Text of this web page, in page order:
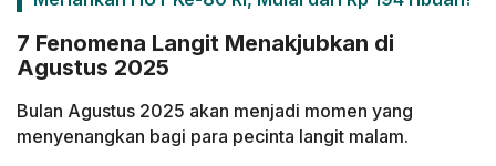
7 Fenomena Langit Menakjubkan di
Agustus 2025
Bulan Agustus 2025 akan menjadi momen yang
menyenangkan bagi para pecinta langit malam.